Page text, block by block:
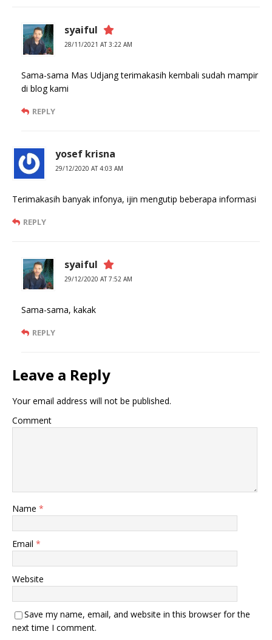
syaiful
28/11/2021 AT 3:22 AM
Sama-sama Mas Udjang terimakasih kembali sudah mampir
di blog kami
REPLY
yosef krisna
29/12/2020 AT 4:03 AM
Terimakasih banyak infonya, ijin mengutip beberapa informasi
REPLY
syaiful
29/12/2020 AT 7:52 AM
Sama-sama, kakak
REPLY
Leave a Reply
Your email address will not be published.
Comment
Name *
Email *
Website
Save my name, email, and website in this browser for the
next time I comment.